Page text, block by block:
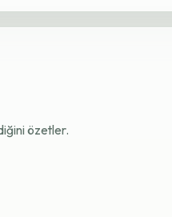
özetler.